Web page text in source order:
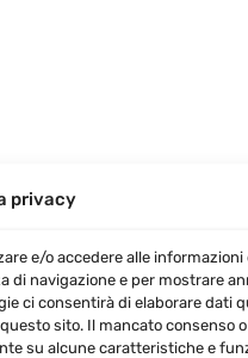
privacy
e/o accedere alle informazioni
di navigazione e per mostrare
ci consentirà di elaborare dati
sito. Il mancato consenso
su alcune caratteristiche e